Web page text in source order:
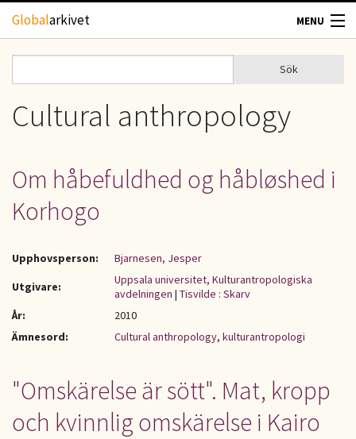
Hoppa till huvudinnehåll
Globalarkivet MENU
TIDSKRIFTER
GEOGRAFI
UPPHOVSRÄTT
Sökformulär
Sök
Cultural anthropology
Om håbefuldhed og håbløshed i
Korhogo
Upphovsperson:
Bjarnesen, Jesper
Utgivare:
Uppsala universitet, Kulturantropologiska
avdelningen | Tisvilde : Skarv
År:
2010
Ämnesord:
Cultural anthropology, kulturantropologi
"Omskärelse är sött". Mat, kropp
och kvinnlig omskärelse i Kairo